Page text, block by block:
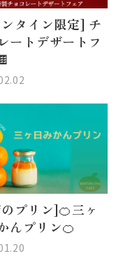
タイン限定] チ
ートデザートフ
プリン]🍊三ヶ
んプリン🍊